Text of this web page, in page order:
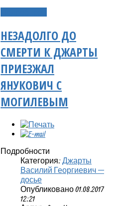
НЕЗАДОЛГО ДО
СМЕРТИ К ДЖАРТЫ
ПРИЕЗЖАЛ
ЯНУКОВИЧ С
МОГИЛЕВЫМ
Подробности
Категория: Джарты
Василий Георгиевич —
досье
Опубликовано 01.08.2017
12:21